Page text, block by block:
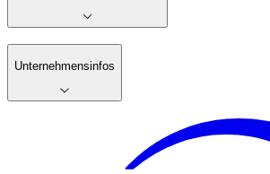
Unternehmensinfos